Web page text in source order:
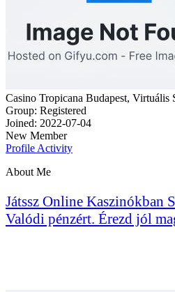
Casino Tropicana Budapest, Virtuális
Group: Registered
Joined: 2022-07-04
New Member
Profile Activity
About Me
Játssz Online Kaszinókban
Valódi pénzért. Érezd jól